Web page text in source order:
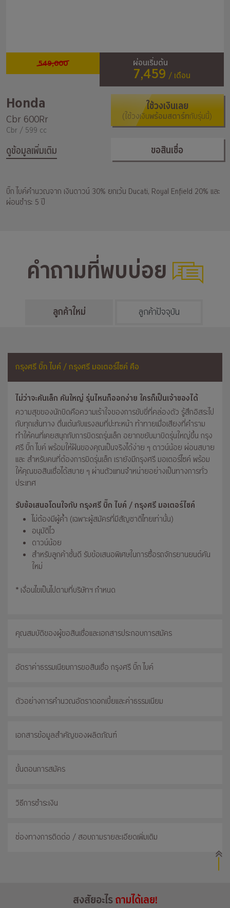
549,000 ผ่อนเริ่มต้น
7,459 / เดือน
Honda
Cbr 600Rr
Cbr / 599 cc
ดูข้อมูลเพิ่มเติม
ใช้วงเงินเลย
(ใช้วงเงินพร้อมสตาร์ทกับรุ่นนี้)
ขอสินเชื่อ
บิ๊ก ไบค์คำนวณจาก เงินดาวน์ 30% ยกเว้น Ducati, Royal Enfield 20% และ
ผ่อนชำระ 5 ปี
คำถามที่พบบ่อย
ลูกค้าใหม่ ลูกค้าปัจจุบัน
กรุงศรี บิ๊ก ไบค์ / กรุงศรี มอเตอร์ไซค์ คือ
ไม่ว่าจะคันเล็ก คันใหญ่ รุ่นไหนก็ออกง่าย ใครก็เป็นเจ้าของได้
ความสุขของนักบิดคือความเร้าใจของการขับขี่ที่คล่องตัว รู้สึกอิสระไป
กับทุกเส้นทาง ตื่นเต้นกับแรงลมที่ปะทะหน้า ท้าทายเมื่อเสียงที่คำราม
ทำให้คนที่เคยสนุกกับการบิดรถรุ่นเล็ก อยากขยับมาบิดรุ่นใหญ่ขึ้น กรุง
ศรี บิ๊ก ไบค์ พร้อมให้ฝันของคุณเป็นจริงได้ง่าย ๆ ดาวน์น้อย ผ่อนสบาย
และ สำหรับคนที่ต้องการบิดรุ่นเล็ก เรายังมีกรุงศรี มอเตอร์ไซค์ พร้อม
ให้คุณขอสินเชื่อได้สบาย ๆ ผ่านตัวแทนจำหน่ายอย่างเป็นทางการทั่ว
ประเทศ
รับข้อเสนอโดนใจกับ กรุงศรี บิ๊ก ไบค์ / กรุงศรี มอเตอร์ไซค์
ไม่ต้องมีผู้ค้ำ (เฉพาะผู้สมัครที่มีสัญชาติไทยเท่านั้น)
อนุมัติไว
ดาวน์น้อย
สำหรับลูกค้าชั้นดี รับข้อเสนอพิเศษในการซื้อรถจักรยานยนต์คัน
ใหม่
* เงื่อนไขเป็นไปตามที่บริษัทฯ กำหนด
คุณสมบัติของผู้ขอสินเชื่อและเอกสารประกอบการสมัคร
อัตราค่าธรรมเนียมการขอสินเชื่อ กรุงศรี บิ๊ก ไบค์
ตัวอย่างการคำนวณอัตราดอกเบี้ยและค่าธรรมเนียม
เอกสารข้อมูลสำคัญของผลิตภัณฑ์
ขั้นตอนการสมัคร
วิธีการชำระเงิน
ช่องทางการติดต่อ / สอบถามรายละเอียดเพิ่มเติม
สงสัยอะไรถามได้เลย!